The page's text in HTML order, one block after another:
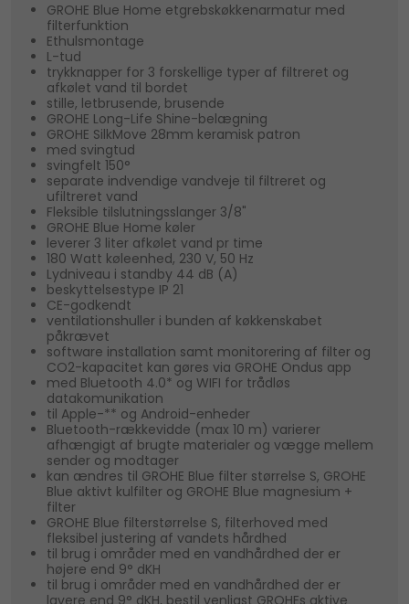
GROHE Blue Home etgrebskøkkenarmatur med
filterfunktion
Ethulsmontage
L-tud
trykknapper for 3 forskellige typer af filtreret og
afkølet vand til bordet
stille, letbrusende, brusende
GROHE Long-Life Shine-belægning
GROHE SilkMove 28mm keramisk patron
med svingtud
svingfelt 150°
separate indvendige vandveje til filtreret og
ufiltreret vand
Fleksible tilslutningsslanger 3/8"
GROHE Blue Home køler
leverer 3 liter afkølet vand pr time
180 Watt køleenhed, 230 V, 50 Hz
Lydniveau i standby 44 dB (A)
beskyttelsestype IP 21
CE-godkendt
ventilationshuller i bunden af køkkenskabet
påkrævet
software installation samt monitorering af filter og
CO2-kapacitet kan gøres via GROHE Ondus app
med Bluetooth 4.0* og WIFI for trådløs
datakomunikation
til Apple-** og Android-enheder
Bluetooth-rækkevidde (max 10 m) varierer
afhængigt af brugte materialer og vægge mellem
sender og modtager
kan ændres til GROHE Blue filter størrelse S, GROHE
Blue aktivt kulfilter og GROHE Blue magnesium +
filter
GROHE Blue filterstørrelse S, filterhoved med
fleksibel justering af vandets hårdhed
til brug i områder med en vandhårdhed der er
højere end 9° dKH
til brug i områder med en vandhårdhed der er